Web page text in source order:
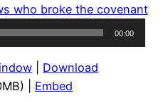
who broke the covenant
00:00
Download
| Embed